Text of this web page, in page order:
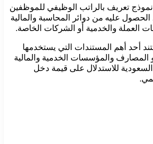
نموذج تعريف بالراتب الوظيفي للموظفين
عليه من دوائر المحاسبة والمالية
والخدمية أو الشركات الخاصة.
أحد أهم المستندات التي يستخدمها
والمؤسسات الخدمية والمالية
السعودية للاستدلال على قيمة دخل